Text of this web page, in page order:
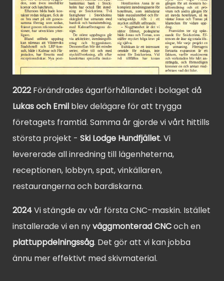
2022Förändrades ägarförhållandet i bolaget då
Lukas och Emil blev delägare för att trygga
företagets framtid. Samma år gjorde vi vårt hittills
största projekt - Ski Lodge Hundfjället. Vi
levererade all inredning till lägenheterna,
receptionen, lobbyn, spat, vinkällaren,
restaurangerna och bardiskarna.
2024Vi stängde av vår första CNC-maskin. Istället
installerade vi en nyväggmonterad CNCoch en
plattuppdelningssåg. Det gör att vi kan jobba
ännu mer effektivt med skivmaterial.